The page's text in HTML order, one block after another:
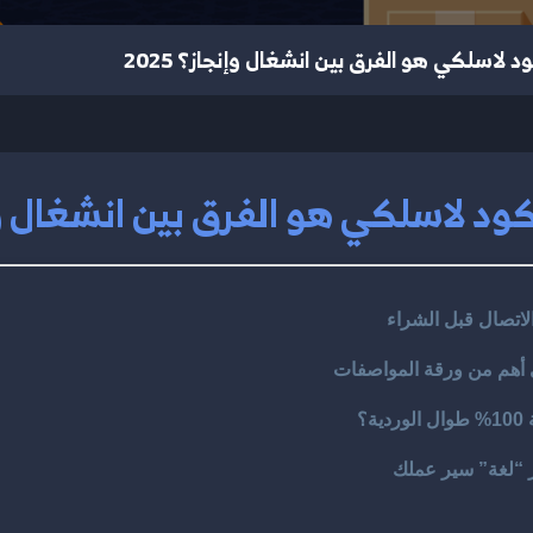
لاسلكي هو الفرق بين انشغال وإنجاز؟ 2025
لاسلكي هو الفرق بين انشغال
أهم من ورقة المواصفات